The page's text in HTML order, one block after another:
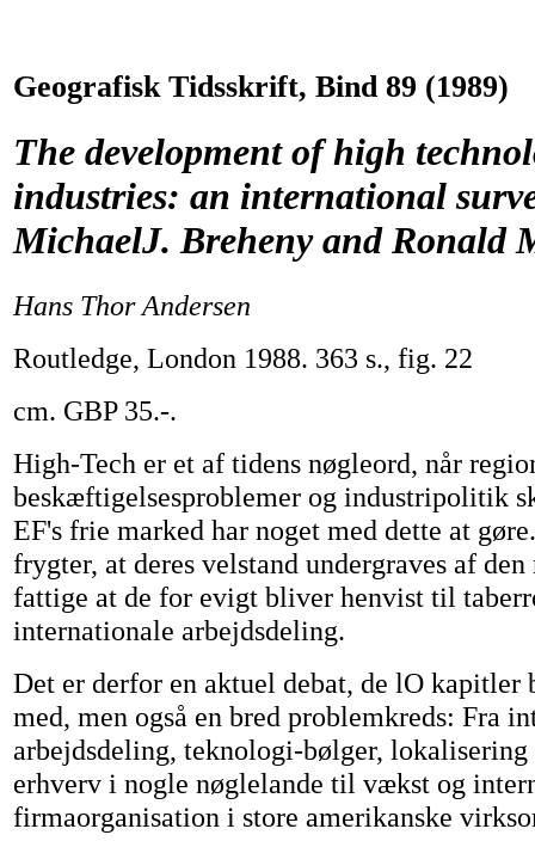
Geografisk Tidsskrift, Bind 89 (1989)
The development of high
industries: an international
MichaelJ. Breheny and Ronald
Hans Thor Andersen
Routledge, London 1988. 363 s., fig. 22
cm. GBP 35.-.
High-Tech er et af tidens nøgleord, når
beskæftigelsesproblemer og industripolitik
EF's frie marked har noget med dette at
frygter, at deres velstand undergraves af
fattige at de for evigt bliver henvist til
internationale arbejdsdeling.
Det er derfor en aktuel debat, de lO kapitler
med, men også en bred problemkreds: Fra
arbejdsdeling, teknologi-bølger,
erhverv i nogle nøglelande til vækst og
firmaorganisation i store amerikanske